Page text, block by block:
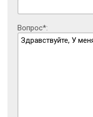
Вопрос*: